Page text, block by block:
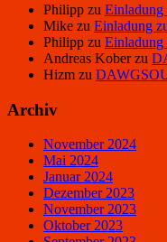
Philipp zu
Mike zu Einladung
Philipp zu
Andreas Koberzu
Hizm zu
Archiv
November 2024
Mai 2024
Januar 2024
Dezember 2023
November 2023
Oktober 2023